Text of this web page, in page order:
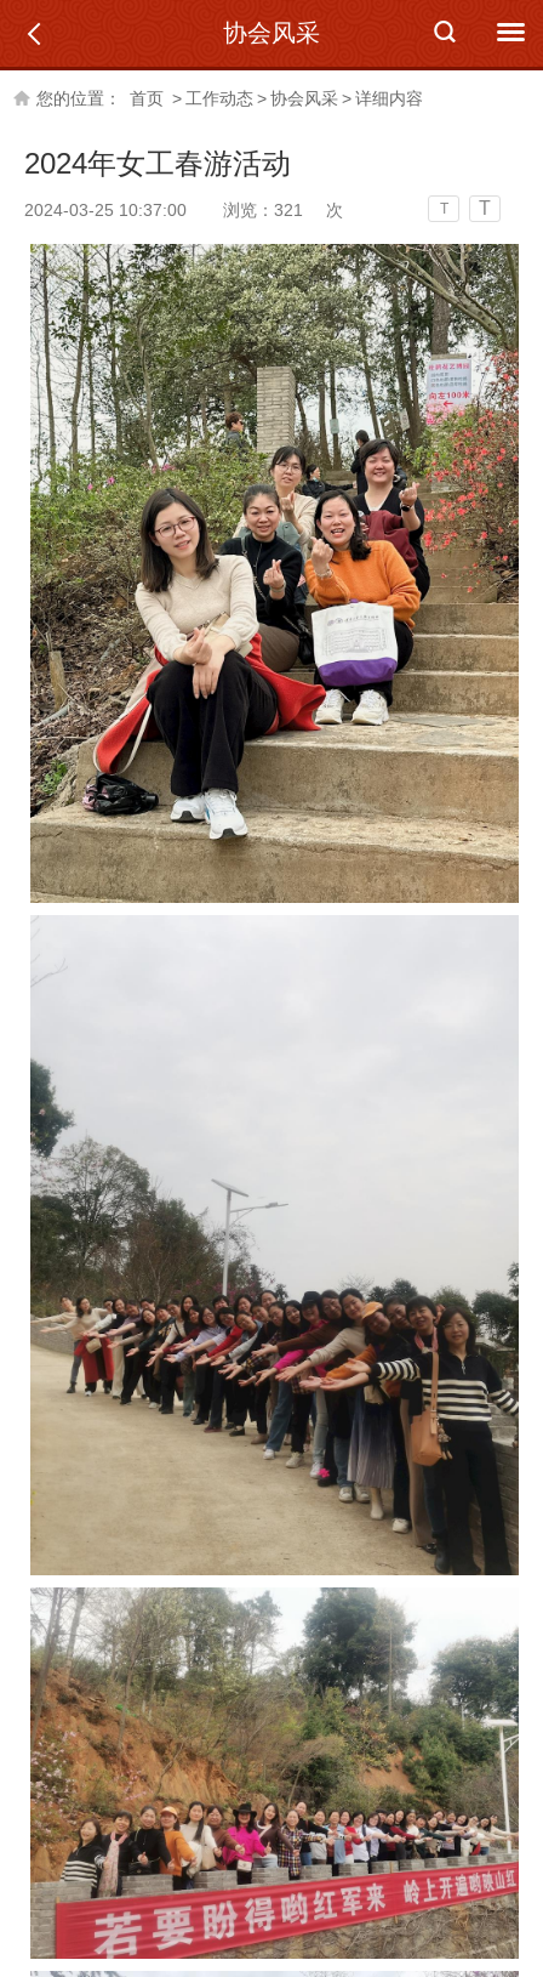
协会风采
您的位置： 首页 > 工作动态>协会风采>详细内容
2024年女工春游活动
2024-03-25 10:37:00 浏览： 321 次 T T